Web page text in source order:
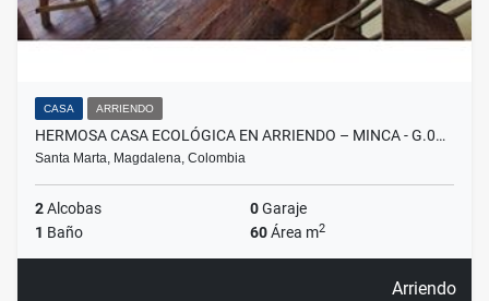
CASA ARRIENDO
HERMOSA CASA ECOLÓGICA EN ARRIENDO – MINCA - G.0…
Santa Marta, Magdalena, Colombia
2Alcobas 0Garaje
1 Baño 60Área m2
Arriendo